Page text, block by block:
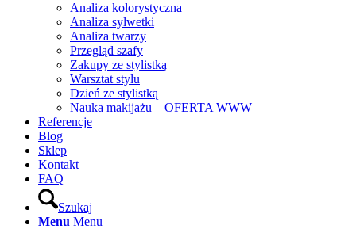
Analiza kolorystyczna
Analiza sylwetki
Analiza twarzy
Przegląd szafy
Zakupy ze stylistką
Warsztat stylu
Dzień ze stylistką
Nauka makijażu – OFERTA WWW
Referencje
Blog
Sklep
Kontakt
FAQ
Szukaj
Menu Menu